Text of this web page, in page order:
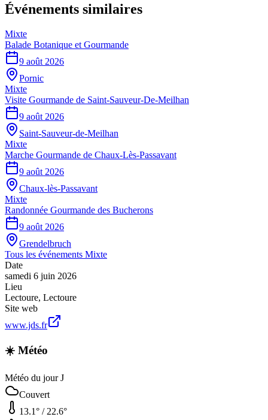
Événements similaires
Mixte
Balade Botanique et Gourmande
9 août 2026
Pornic
Mixte
Visite Gourmande de Saint-Sauveur-De-Meilhan
9 août 2026
Saint-Sauveur-de-Meilhan
Mixte
Marche Gourmande de Chaux-Lès-Passavant
9 août 2026
Chaux-lès-Passavant
Mixte
Randonnée Gourmande des Bucherons
9 août 2026
Grendelbruch
Tous les événements Mixte
Date
samedi 6 juin 2026
Lieu
Lectoure, Lectoure
Site web
www.jds.fr
☀️ Météo
Météo du jour J
Couvert
13.1° / 22.6°